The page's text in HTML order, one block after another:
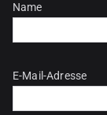
Name
E-Mail-Adresse